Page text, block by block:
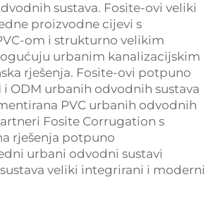
sustava. Fosite-ovi veliki
proizvodne cijevi s
om i strukturno velikim
urbanim kanalizacijskim
rješenja. Fosite-ovi potpuno
ODM urbanih odvodnih sustava
PVC urbanih odvodnih
Fosite Corrugation s
rješenja potpuno
urbani odvodni sustavi
veliki integrirani i moderni